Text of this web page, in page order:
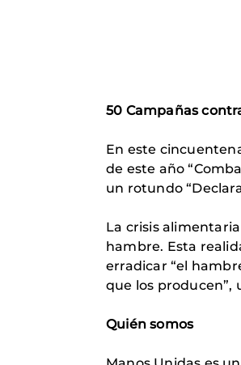
50 Campañas
En este
de este año
un rotundo
La crisis
hambre. Esta
erradicar “el
que los producen”,
Quién somos